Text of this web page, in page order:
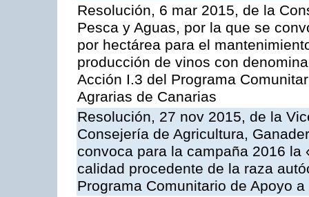
Resolución, 6 mar 2015, de la
Pesca y Aguas, por la que se
por hectárea para el
producción de vinos con
Acción I.3 del Programa
Agrarias de Canarias
Resolución, 27 nov 2015, de la
Consejería de Agricultura,
convoca para la campaña 2016
calidad procedente de la raza
Programa Comunitario de Apoyo